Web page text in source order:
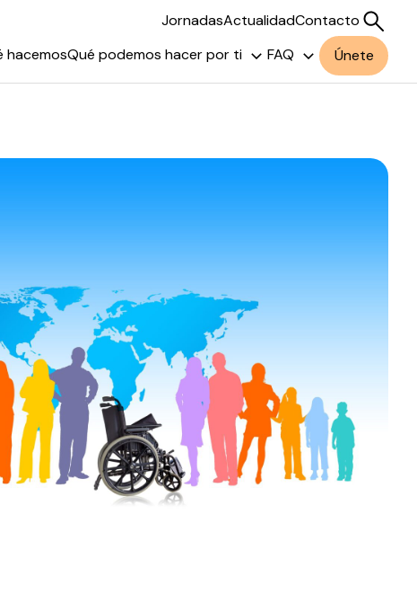
JornadasActualidadContacto
hacemosQué podemos hacer por ti FAQ Únete